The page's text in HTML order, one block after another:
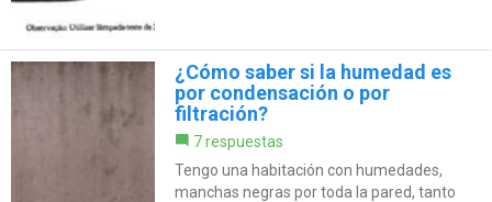
¿Cómo saber si la humedad es
por condensación o por
filtración?
7 respuestas
Tengo una habitación con humedades,
manchas negras por toda la pared, tanto